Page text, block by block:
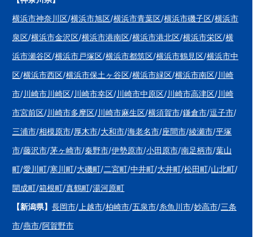
横浜市神奈川区/横浜市旭区/横浜市青葉区/横浜市磯子区/横浜市
泉区/横浜市金沢区/横浜市港南区/横浜市港北区/横浜市栄区/横
浜市瀬谷区/横浜市戸塚区/横浜市都筑区/横浜市鶴見区/横浜市中
区/横浜市西区/横浜市保土ヶ谷区/横浜市緑区/横浜市南区/川崎
市/川崎市川崎区/川崎市幸区/川崎市中原区/川崎市高津区/川崎
市宮前区/川崎市多摩区/川崎市麻生区/横須賀市/鎌倉市/逗子市/
三浦市/相模原市/厚木市/大和市/海老名市/座間市/綾瀬市/平塚
市/藤沢市/茅ヶ崎市/秦野市/伊勢原市/小田原市/南足柄市/葉山
町/愛川町/寒川町/大磯町/二宮町/中井町/大井町/松田町/山北町/
開成町/箱根町/真鶴町/湯河原町
【新潟県】 長岡市/上越市/柏崎市/五泉市/糸魚川市/妙高市/三条
市/燕市/阿賀野市